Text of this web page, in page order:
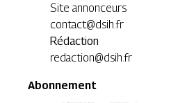
Site annonceurs
contact@dsih.fr
Rédaction
redaction@dsih.fr
Abonnement